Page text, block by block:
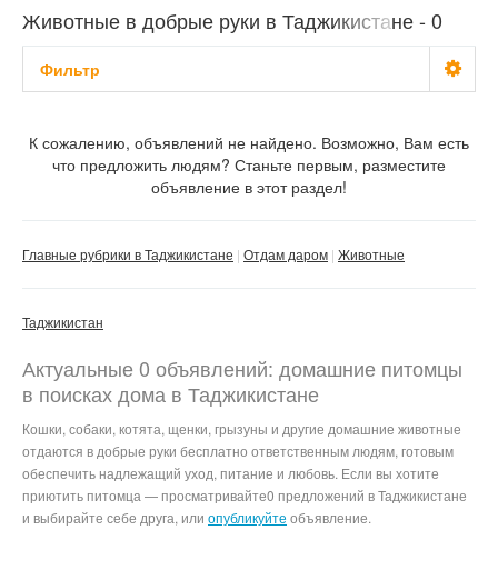
Животные в добрые руки в Таджикистане - 0
объявлений
Фильтр
Применить Сбросить фильтр
К сожалению, объявлений не найдено. Возможно, Вам есть
что предложить людям? Станьте первым, разместите
объявление в этот раздел!
Главные рубрики в Таджикистане Отдам даром Животные
Таджикистан
Актуальные 0 объявлений: домашние питомцы
в поисках дома в Таджикистане
Кошки, собаки, котята, щенки, грызуны и другие домашние животные
отдаются в добрые руки бесплатно ответственным людям, готовым
обеспечить надлежащий уход, питание и любовь. Если вы хотите
приютить питомца — просматривайте0 предложений в Таджикистане
и выбирайте себе друга, или опубликуйте объявление.